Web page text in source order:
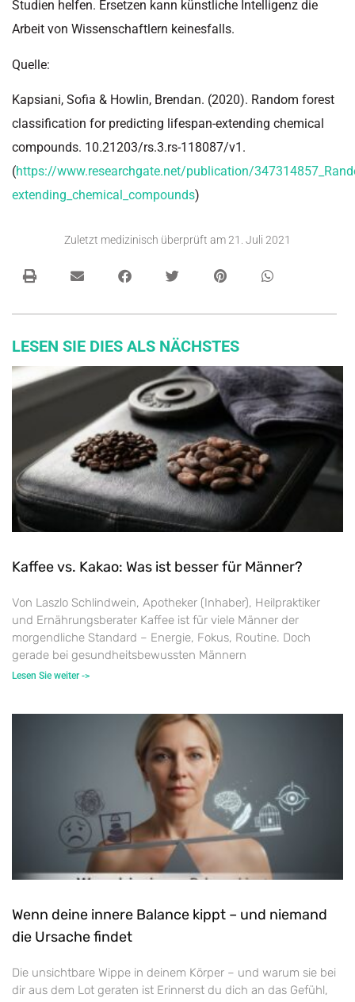
Studien helfen. Ersetzen kann künstliche Intelligenz die
Arbeit von Wissenschaftlern keinesfalls.
Quelle:
Kapsiani, Sofia & Howlin, Brendan. (2020). Random forest
classification for predicting lifespan-extending chemical
compounds. 10.21203/rs.3.rs-118087/v1.
(https://www.researchgate.net/publication/
extending_chemical_compounds)
Zuletzt medizinisch überprüft am21. Juli 2021
LESEN SIE DIES ALS NÄCHSTES
Kaffee vs. Kakao: Was ist besser für Männer?
Von Laszlo Schlindwein, Apotheker (Inhaber), Heilpraktiker
und Ernährungsberater Kaffee ist für viele Männer der
morgendliche Standard – Energie, Fokus, Routine. Doch
gerade bei gesundheitsbewussten Männern
Lesen Sie weiter ->
Wenn deine innere Balance kippt – und niemand
die Ursache findet
Die unsichtbare Wippe in deinem Körper – und warum sie bei
dir aus dem Lot geraten ist Erinnerst du dich an das Gefühl,